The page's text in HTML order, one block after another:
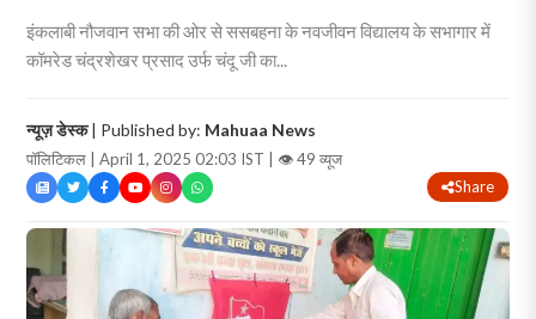
इंकलाबी नौजवान सभा की ओर से ससबहना के नवजीवन विद्यालय के सभागार में
कॉमरेड चंद्रशेखर प्रसाद उर्फ चंदू जी का...
न्यूज़ डेस्क| Published by: Mahuaa News
पॉलिटिकल | April 1, 2025 02:03 IST | 👁 49 व्यूज
Share